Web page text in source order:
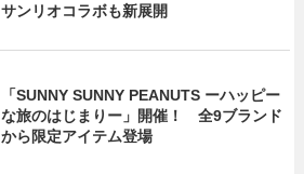
サンリオコラボも新展開
「SUNNY SUNNY PEANUTS ーハッピー
な旅のはじまりー」開催！ 全9ブランド
から限定アイテム登場